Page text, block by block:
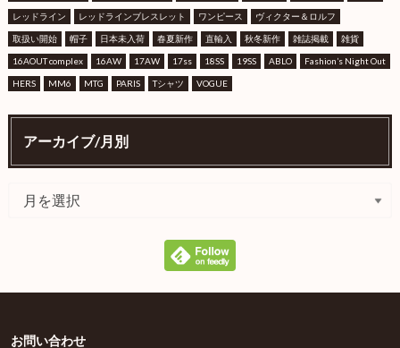
レッドライン レッドラインブレスレット ワンピース ヴィクター＆ロルフ
取扱い開始 帽子 日本未入荷 春夏新作 直輸入 秋冬新作 雑誌掲載 雑貨
16AOUT complex 16AW 17AW 17ss 18SS 19SS ABLO Fashion’s Night Out
HERS MM6 MTG PARIS Tシャツ VOGUE
アーカイブ/月別
お問い合わせ